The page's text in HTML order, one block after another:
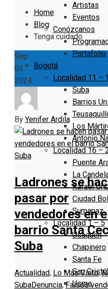
Artistas
Eventos
Conózcanos
Portafolio
Bogotá
Localidad 11 –
Suba
Barrios
Los
Antonio
Localidad 16 –
Puente
La
Rafael
Ciudad
Sumapaz
Localidad 1 – 5
Usaquen
Chapinero
Santa Fe
San
Usme
Home
Blog
Tenga cuidado
Sep
05
2024
By Yenifer Ardila
Ladrones se
pasar por
vendedores en
barrio Santa
Suba
Actualidad, Lo Más Visto,
SubaDenuncia,Falsos